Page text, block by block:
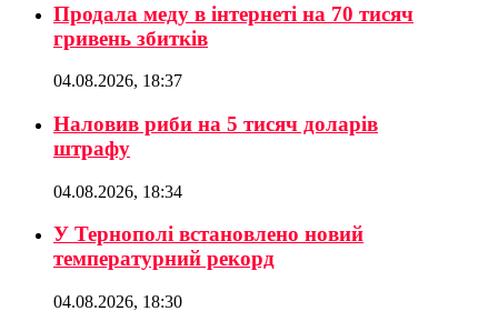
Продала меду в інтернеті на 70 тисяч
гривень збитків
04.08.2026, 18:37
Наловив риби на 5 тисяч доларів
штрафу
04.08.2026, 18:34
У Тернополі встановлено новий
температурний рекорд
04.08.2026, 18:30